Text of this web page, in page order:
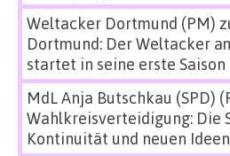
Weltacker Dortmund (PM)
Dortmund: Der Weltacker
startet in seine erste Saison
MdL Anja Butschkau (SPD)
Wahlkreisverteidigung: Die
Kontinuität und neuen